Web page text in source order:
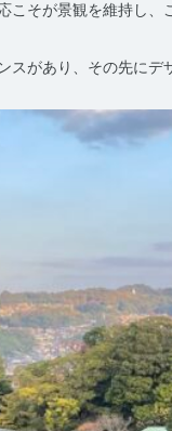
こそが景観を維持し、
スがあり、その先にデ